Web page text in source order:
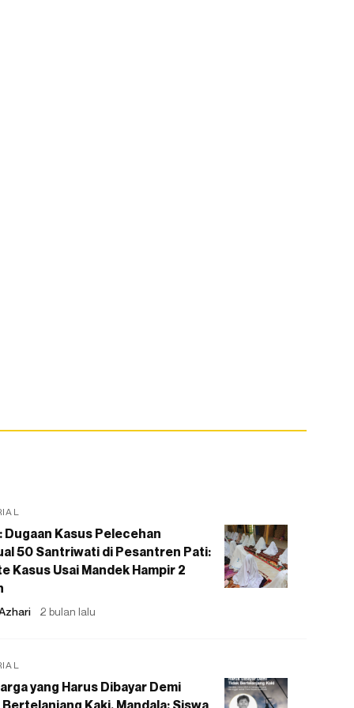
Dugaan Kasus Pelecehan
50 Santriwati di Pesantren Pati:
Kasus Usai Mandek Hampir 2
2 bulan lalu
yang Harus Dibayar Demi